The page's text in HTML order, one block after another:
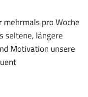
mehrmals pro Woche
seltene, längere
Motivation unsere